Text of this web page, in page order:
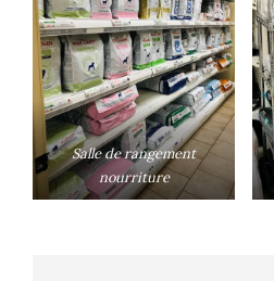
Salle de rangement
nourriture